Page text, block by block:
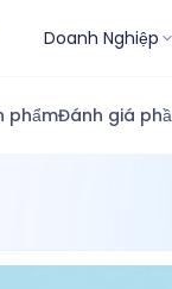
Doanh Nghiệp
phẩmĐánh giá